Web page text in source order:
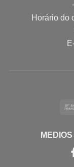
Horário do